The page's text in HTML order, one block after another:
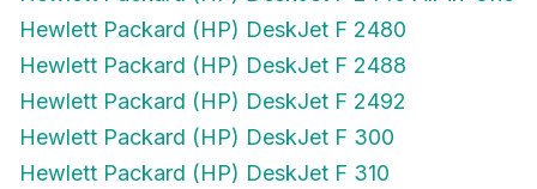
Hewlett Packard (HP) DeskJet F 2480
Hewlett Packard (HP) DeskJet F 2488
Hewlett Packard (HP) DeskJet F 2492
Hewlett Packard (HP) DeskJet F 300
Hewlett Packard (HP) DeskJet F 310